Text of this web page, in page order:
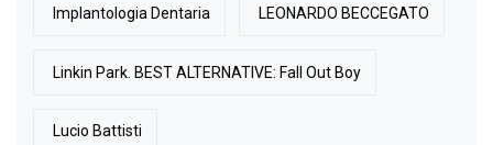
Implantologia Dentaria LEONARDO BECCEGATO
Linkin Park. BEST ALTERNATIVE: Fall Out Boy
Lucio Battisti